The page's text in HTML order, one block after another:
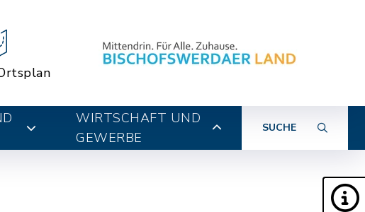
WIRTSCHAFT UND
GEWERBE
SUCHE